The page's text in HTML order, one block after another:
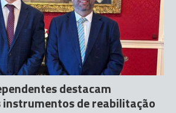
destacam
de reabilitação